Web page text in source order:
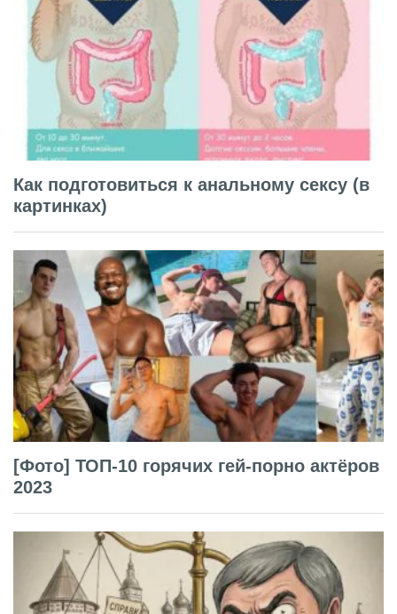
Как подготовиться к анальному сексу (в
картинках)
[Фото] ТОП-10 горячих гей-порно актёров
2023